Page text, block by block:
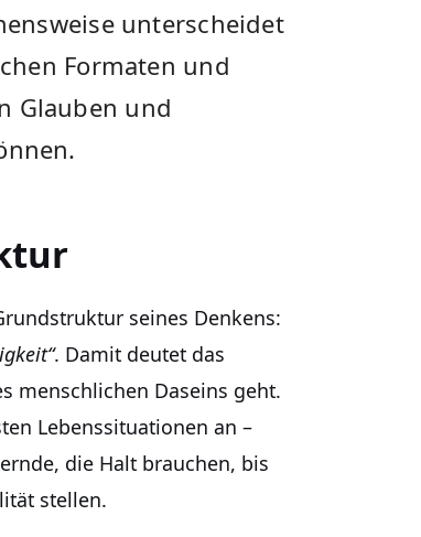
unterscheidet
Formaten und
Glauben und
seines Denkens:
. Damit deutet das
menschlichen Daseins geht.
Lebenssituationen an –
die Halt brauchen, bis
stellen.